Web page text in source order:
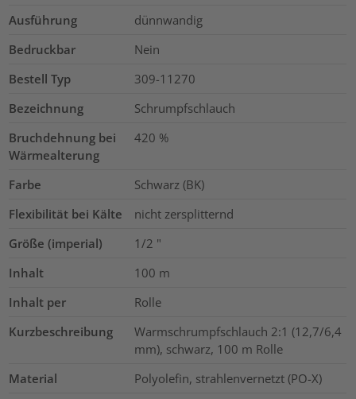
Ausführung
dünnwandig
Bedruckbar
Nein
Bestell Typ
309-11270
Bezeichnung
Schrumpfschlauch
Bruchdehnung bei
Wärmealterung
420 %
Farbe
Schwarz (BK)
Flexibilität bei Kälte
nicht zersplitternd
Größe (imperial)
1/2 "
Inhalt
100 m
Inhalt per
Rolle
Kurzbeschreibung
Warmschrumpfschlauch 2:1 (12,7/6,4
mm), schwarz, 100 m Rolle
Material
Polyolefin, strahlenvernetzt (PO-X)